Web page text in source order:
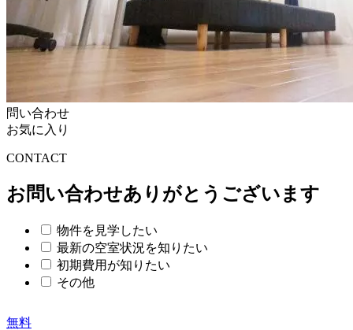
問い合わせ
お気に入り
CONTACT
お問い合わせありがとうございます
物件を見学したい
最新の空室状況を知りたい
初期費用が知りたい
その他
無料